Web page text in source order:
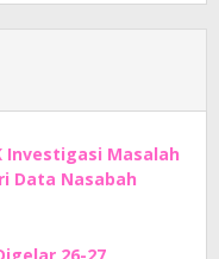
Investigasi Masalah
Data Nasabah
26-27